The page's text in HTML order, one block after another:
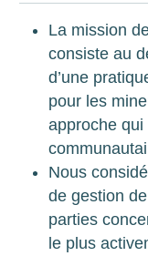
La mission
consiste au
d’une
pour les
approche
Nous
de gestion
parties
le plus